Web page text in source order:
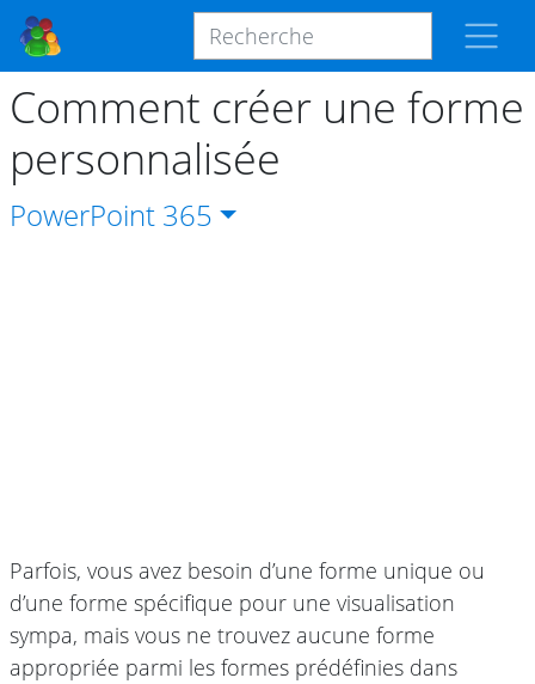
Comment créer une forme
personnalisée
PowerPoint 365
Parfois, vous avez besoin d’une forme unique ou
d’une forme spécifique pour une visualisation
sympa, mais vous ne trouvez aucune forme
appropriée parmi les formes prédéfinies dans